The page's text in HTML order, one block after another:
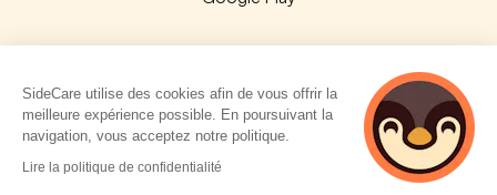
© 2026 SideCare. Tous droits réservés.
SideCare utilise des cookies afin de vous offrir la
meilleure expérience possible. En poursuivant la
navigation, vous acceptez notre politique.
Lire la politique de confidentialité
4 personnes
consultent